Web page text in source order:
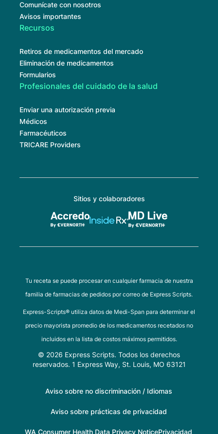
Comunícate con nosotros
Avisos importantes
Recursos
Retiros de medicamentos del mercado
Eliminación de medicamentos
Formularios
Profesionales del cuidado de la salud
Enviar una autorización previa
Médicos
Farmacéuticos
TRICARE Providers
Sitios y colaboradores
Tu receta se puede procesar en cualquier farmacia de nuestra
familia de farmacias de pedidos por correo de Express Scripts.
Express-Scripts® utiliza datos de Medi-Span para determinar el
precio mayorista promedio de los medicamentos recetados no
incluidos en la lista de costos máximos permitidos.
© 2026 Express Scripts. Todos los derechos
reservados. 1 Express Way, St. Louis, MO 63121
Aviso sobre no discriminación / Idiomas
Aviso sobre prácticas de privacidad
WA Consumer Health Data Privacy NoticePrivacidad